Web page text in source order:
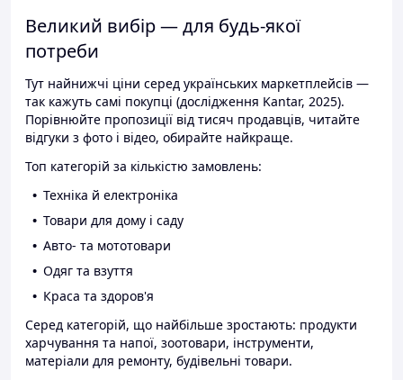
Великий вибір — для будь-якої
потреби
Тут найнижчі ціни серед українських маркетплейсів —
так кажуть самі покупці (дослідження Kantar, 2025).
Порівнюйте пропозиції від тисяч продавців, читайте
відгуки з фото і відео, обирайте найкраще.
Топ категорій за кількістю замовлень:
Техніка й електроніка
Товари для дому і саду
Авто- та мототовари
Одяг та взуття
Краса та здоров'я
Серед категорій, що найбільше зростають: продукти
харчування та напої, зоотовари, інструменти,
матеріали для ремонту, будівельні товари.